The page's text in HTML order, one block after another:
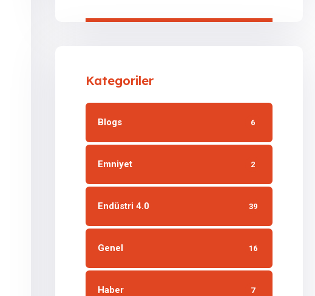
Kategoriler
Blogs 6
Emniyet 2
Endüstri 4.0 39
Genel 16
Haber 7